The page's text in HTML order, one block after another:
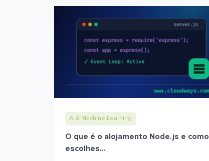
AI & Machine Learning
O que é o alojamento Node.js e como
escolhes...